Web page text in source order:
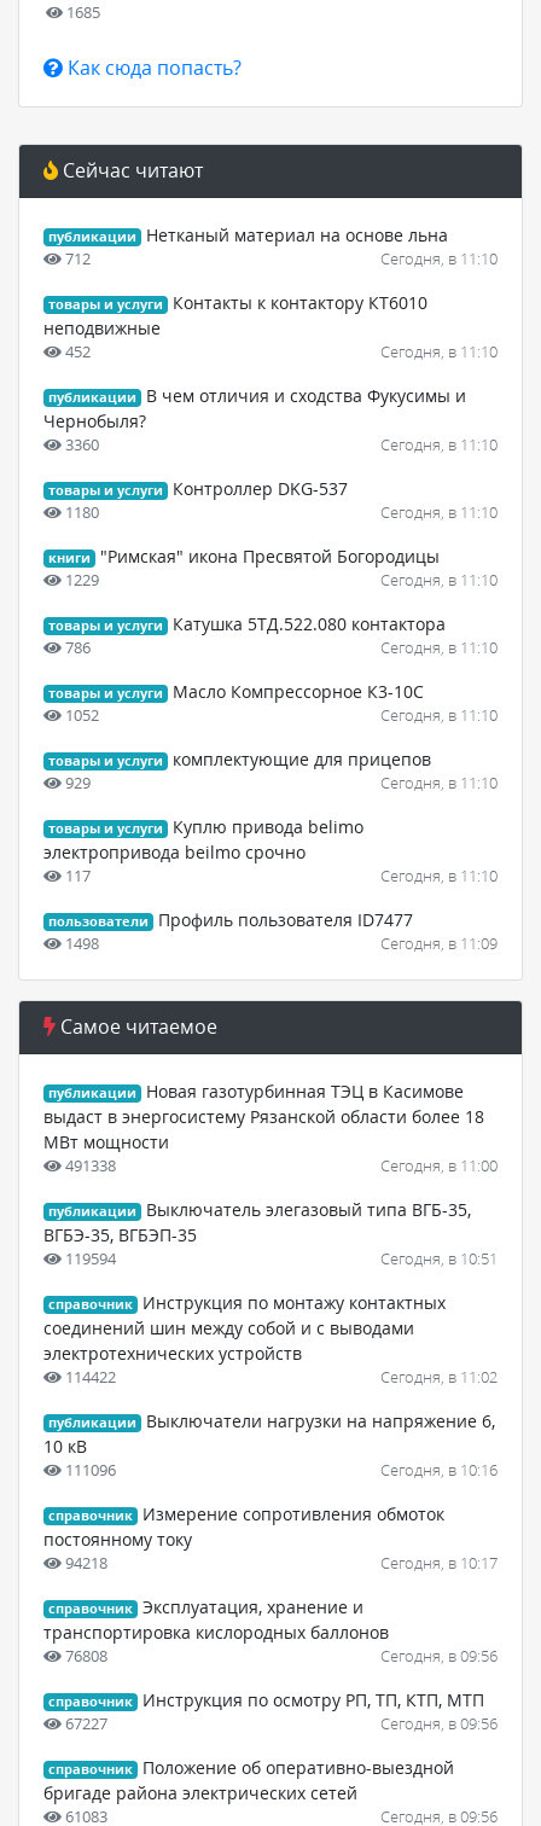
1685
Как сюда попасть?
Сейчас читают
публикации Нетканый материал на основе льна
712 Сегодня, в 11:10
товары и услуги
Контакты к контактору КТ6010
неподвижные
452 Сегодня, в 11:10
публикации
В чем отличия и сходства Фукусимы и
Чернобыля?
3360 Сегодня, в 11:10
товары и услуги Контроллер DKG-537
1180 Сегодня, в 11:10
книги "Римская" икона Пресвятой Богородицы
1229 Сегодня, в 11:10
товары и услуги Катушка 5ТД.522.080 контактора
786 Сегодня, в 11:10
товары и услуги Масло Компрессорное К3-10С
1052 Сегодня, в 11:10
товары и услуги комплектующие для прицепов
929 Сегодня, в 11:10
товары и услуги
Куплю привода belimo
электропривода beilmo срочно
117 Сегодня, в 11:10
пользователи Профиль пользователя ID7477
1498 Сегодня, в 11:09
Самое читаемое
публикации
Новая газотурбинная ТЭЦ в Касимове
выдаст в энергосистему Рязанской области более 18
МВт мощности
491338 Сегодня, в 11:00
публикации
Выключатель элегазовый типа ВГБ-35,
ВГБЭ-35, ВГБЭП-35
119594 Сегодня, в 10:51
справочник
Инструкция по монтажу контактных
соединений шин между собой и с выводами
электротехнических устройств
114422 Сегодня, в 11:02
публикации
Выключатели нагрузки на напряжение 6,
10 кВ
111096 Сегодня, в 10:16
справочник
Измерение сопротивления обмоток
постоянному току
94218 Сегодня, в 10:17
справочник Эксплуатация, хранение и
транспортировка кислородных баллонов
76808 Сегодня, в 09:56
справочник Инструкция по осмотру РП, ТП, КТП, МТП
67227 Сегодня, в 09:56
справочник
Положение об оперативно-выездной
бригаде района электрических сетей
61083 Сегодня, в 09:56